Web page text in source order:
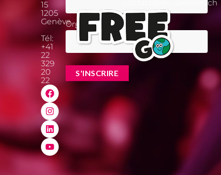
15
1205
Genève
Tél:
+41
22
329
20
22
Organisation
contact@les-savoises.ch